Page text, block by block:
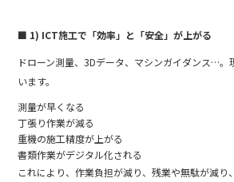
■ 1) ICT施工で「効率」と「安全」が上がる
ドローン測量、3Dデータ、マシンガイダンス…。
います。
測量が早くなる️
丁張り作業が減る
重機の施工精度が上がる
書類作業がデジタル化される
これにより、作業負担が減り、残業や無駄が減り